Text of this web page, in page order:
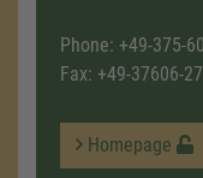
Phone: +49-375-
Fax: +49-37606-
Homepage